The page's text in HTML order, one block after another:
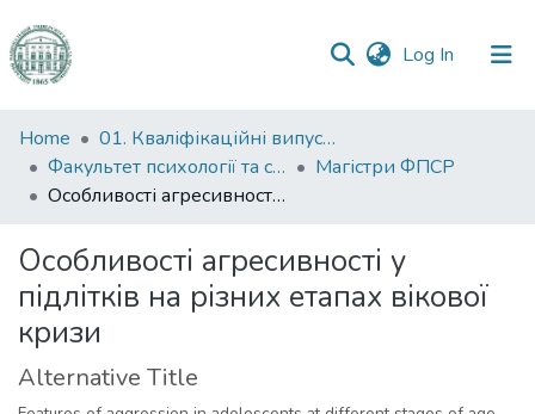
Log In (current)
Communities
&
Collections
Statistics
Home
01. Кваліфікаційні випускні роботи здобувачів вищої освіти
Факультет психології та соціальної роботи
Магістри ФПСР
Особливості агресивності у підлітків на різних етапах вікової кризи
Особливості агресивності у
підлітків на різних етапах вікової
кризи
Alternative Title